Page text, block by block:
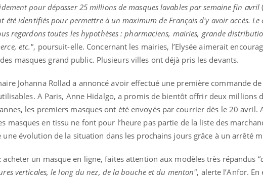
pour dépasser 25 millions de masques lavables par semaine fin avril
identifiés pour permettre à un maximum de Français d'y avoir accès. Le
regardons toutes les hypothèses : pharmaciens, mairies, grande
etc.", poursuit-elle. Concernant les mairies, l’Elysée aimerait
masques grand public. Plusieurs villes ont déjà pris les devants.
Johanna Rollad a annoncé avoir effectué une première commande
A Paris, Anne Hidalgo, a promis de bientôt offrir deux millions
les premiers masques ont été envoyés par courrier dès le 20 avril.
masques en tissu ne font pour l’heure pas partie de la liste des
une évolution de la situation dans les prochains jours grâce à un arrêté
acheter un masque en ligne, faites attention aux modèles très répandus “
verticales, le long du nez, de la bouche et du menton", alerte l’Anfor.